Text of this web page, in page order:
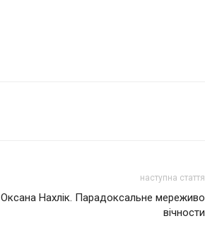
наступна стаття
Оксана Нахлік. Парадоксальне мереживо
вічности